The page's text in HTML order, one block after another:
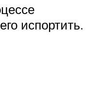
испортить.